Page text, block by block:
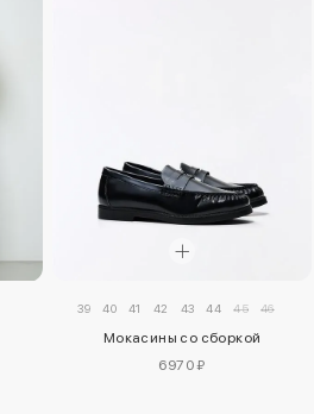
39 40 41 42 43 44 45 46
Мокасины со сборкой
6970 ₽